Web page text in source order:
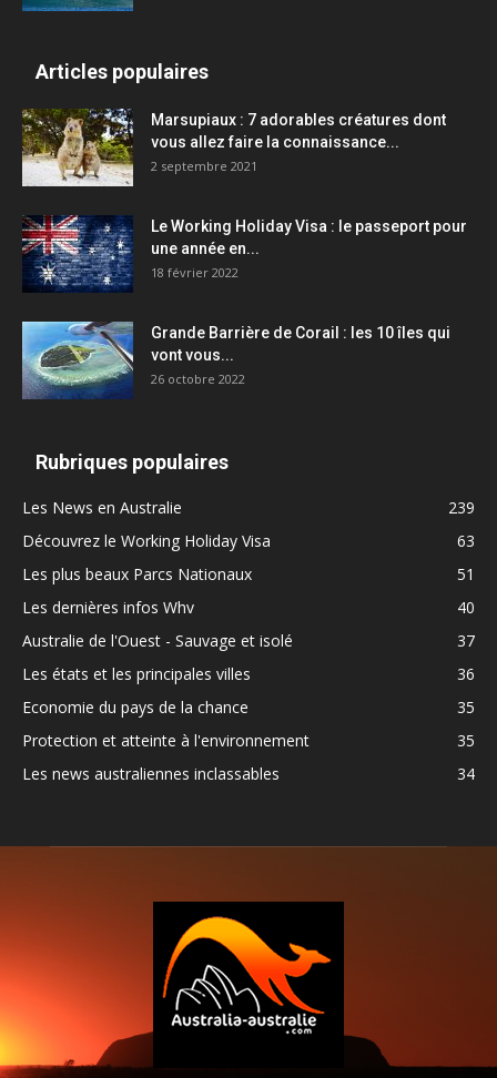
Articles populaires
Marsupiaux : 7 adorables créatures dont
vous allez faire la connaissance...
2 septembre 2021
Le Working Holiday Visa : le passeport pour
une année en...
18 février 2022
Grande Barrière de Corail : les 10 îles qui
vont vous...
26 octobre 2022
Rubriques populaires
Les News en Australie
239
Découvrez le Working Holiday Visa
63
Les plus beaux Parcs Nationaux
51
Les dernières infos Whv
40
Australie de l'Ouest - Sauvage et isolé
37
Les états et les principales villes
36
Economie du pays de la chance
35
Protection et atteinte à l'environnement
35
Les news australiennes inclassables
34